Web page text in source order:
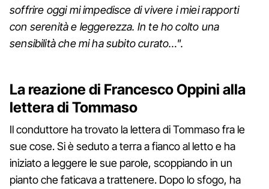
soffrire oggi mi impedisce di vivere i miei rapporti
con serenità e leggerezza. In te ho colto una
sensibilità che mi ha subito curato…".
La reazione di Francesco Oppini alla
lettera di Tommaso
Il conduttore ha trovato la lettera di Tommaso fra le
sue cose. Si è seduto a terra a fianco al letto e ha
iniziato a leggere le sue parole, scoppiando in un
pianto che faticava a trattenere. Dopo lo sfogo, ha